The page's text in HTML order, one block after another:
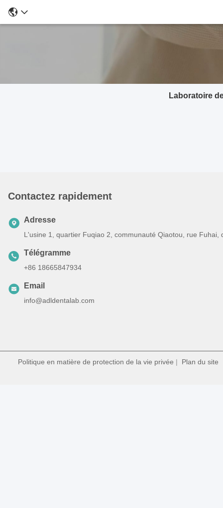
Laboratoire
Contactez rapidement
Adresse
L'usine 1, quartier Fuqiao 2, communauté Qiaotou, rue
Télégramme
+86 18665847934
Email
info@adldentalab.com
Politique en matière de protection de la vie privée | Plan du site